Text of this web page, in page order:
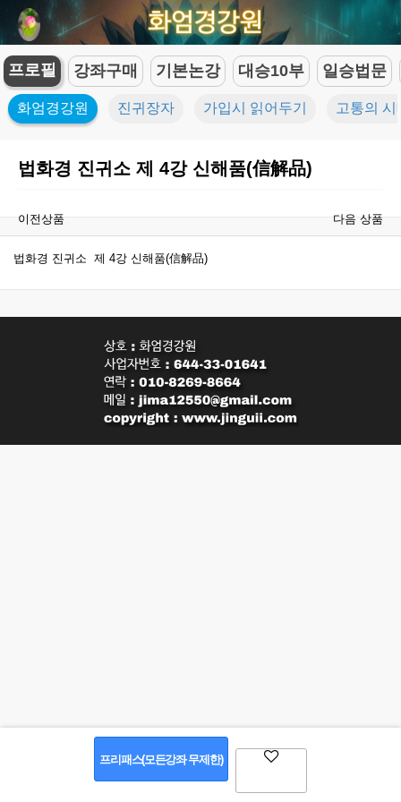
프로필 강좌구매 기본논강 대승10부 일승법문
화엄경강원 진귀장자 가입시 읽어두기 고통의 시
법화경 진귀소 제 4강 신해품(信解品)
이전상품 다음 상품
법화경 진귀소 제 4강 신해품(信解品)